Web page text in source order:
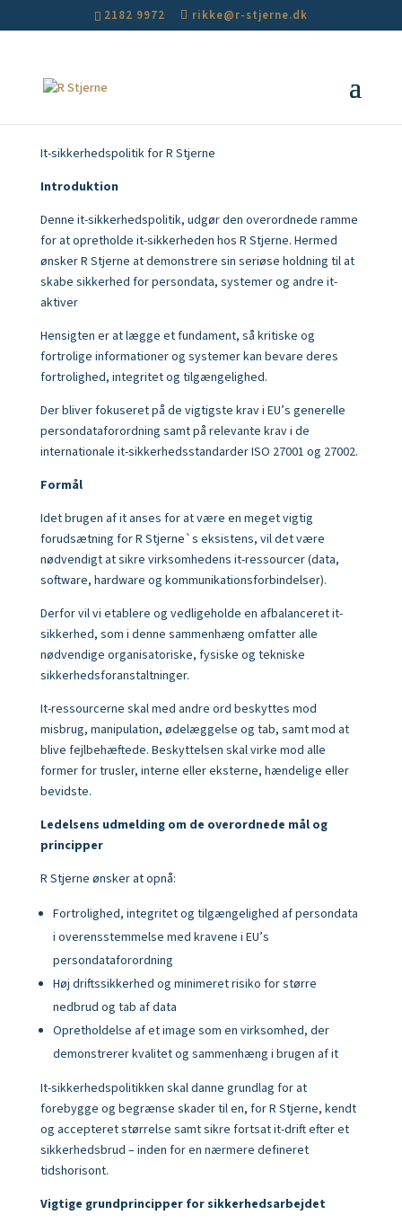
2182 9972 rikke@r-stjerne.dk
It-sikkerhedspolitik for R Stjerne
Introduktion
Denne it-sikkerhedspolitik, udgør den overordnede ramme
for at opretholde it-sikkerheden hos R Stjerne. Hermed
ønsker R Stjerne at demonstrere sin seriøse holdning til at
skabe sikkerhed for persondata, systemer og andre it-
aktiver
Hensigten er at lægge et fundament, så kritiske og
fortrolige informationer og systemer kan bevare deres
fortrolighed, integritet og tilgængelighed.
Der bliver fokuseret på de vigtigste krav i EU’s generelle
persondataforordning samt på relevante krav i de
internationale it-sikkerhedsstandarder ISO 27001 og 27002.
Formål
Idet brugen af it anses for at være en meget vigtig
forudsætning for R Stjerne`s eksistens, vil det være
nødvendigt at sikre virksomhedens it-ressourcer (data,
software, hardware og kommunikationsforbindelser).
Derfor vil vi etablere og vedligeholde en afbalanceret it-
sikkerhed, som i denne sammenhæng omfatter alle
nødvendige organisatoriske, fysiske og tekniske
sikkerhedsforanstaltninger.
It-ressourcerne skal med andre ord beskyttes mod
misbrug, manipulation, ødelæggelse og tab, samt mod at
blive fejlbehæftede. Beskyttelsen skal virke mod alle
former for trusler, interne eller eksterne, hændelige eller
bevidste.
Ledelsens udmelding om de overordnede mål og
principper
R Stjerne ønsker at opnå:
Fortrolighed, integritet og tilgængelighed af persondata
i overensstemmelse med kravene i EU’s
persondataforordning
Høj driftssikkerhed og minimeret risiko for større
nedbrud og tab af data
Opretholdelse af et image som en virksomhed, der
demonstrerer kvalitet og sammenhæng i brugen af it
It-sikkerhedspolitikken skal danne grundlag for at
forebygge og begrænse skader til en, for R Stjerne, kendt
og accepteret størrelse samt sikre fortsat it-drift efter et
sikkerhedsbrud – inden for en nærmere defineret
tidshorisont.
Vigtige grundprincipper for sikkerhedsarbejdet